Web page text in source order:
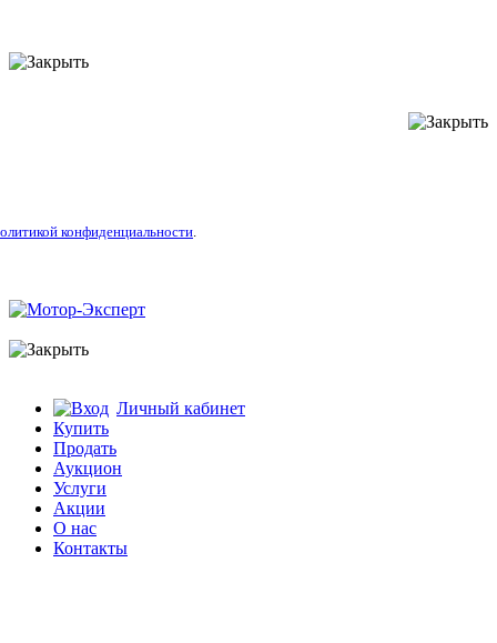
конфиденциальности.
Личный кабинет
Купить
Продать
Аукцион
Услуги
Акции
О нас
Контакты